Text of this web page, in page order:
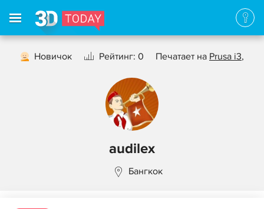
Новичок Рейтинг: 0 Печатает на Prusa i3,
audilex
Бангкок